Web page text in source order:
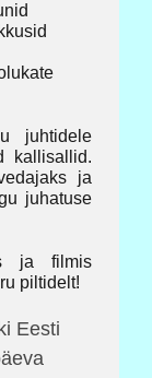
juhtidele
kallisallid.
ja
juhatuse
ja filmis
piltidelt!
Eesti